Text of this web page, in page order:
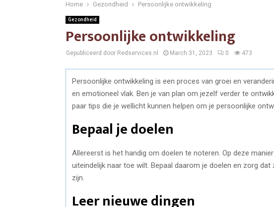
Home Gezondheid Persoonlijke ontwikkeling
Gezondheid
Persoonlijke ontwikkeling
Gepubliceerd door Redservices.nl March 31, 2023 0 473
Persoonlijke ontwikkeling is een proces van groei en
en emotioneel vlak. Ben je van plan om jezelf verder te
paar tips die je wellicht kunnen helpen om je persoonlijke
Bepaal je doelen
Allereerst is het handig om doelen te noteren. Op deze
uiteindelijk naar toe wilt. Bepaal daarom je doelen en zorg
zijn.
Leer nieuwe dingen